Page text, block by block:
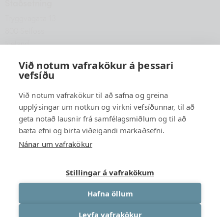
Iceland
hfsu@hfsu.is
+354 560 2040
Við notum vafrakökur á þessari
vefsíðu
Við notum vafrakökur til að safna og greina
upplýsingar um notkun og virkni vefsíðunnar, til að
geta notað lausnir frá samfélagsmiðlum og til að
bæta efni og birta viðeigandi markaðsefni.
Nánar um vafrakökur
Stillingar á vafrakökum
Hafna öllum
Leyfa vafrakökur